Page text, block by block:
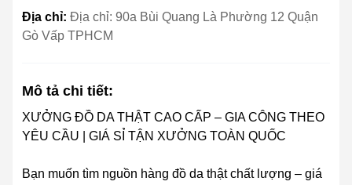
Địa chỉ: Địa chỉ: 90a Bùi Quang Là Phường 12 Quận
Gò Vấp TPHCM
Mô tả chi tiết:
XƯỞNG ĐỒ DA THẬT CAO CẤP – GIA CÔNG THEO
YÊU CẦU | GIÁ SỈ TẬN XƯỞNG TOÀN QUỐC
Bạn muốn tìm nguồn hàng đồ da thật chất lượng – giá